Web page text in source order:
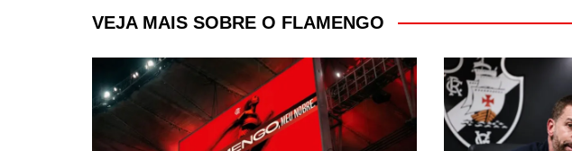
Post
VEJA MAIS SOBRE O FLAMENGO